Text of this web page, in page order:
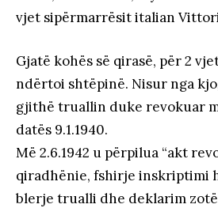
vjet sipërmarrësit italian
Gjatë kohës së qirasë, për 2
ndërtoi shtëpinë. Nisur nga
gjithë truallin duke revokuar
datës 9.1.1940.
Më 2.6.1942 u përpilua “akt
qiradhënie, fshirje inskriptimi
blerje trualli dhe deklarim